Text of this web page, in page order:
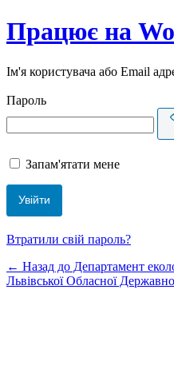
Працює на
Ім'я користувача або Email
Пароль
Запам'ятати мене
Втратили свій пароль?
← Назад до Департамент
Львівської Обласної